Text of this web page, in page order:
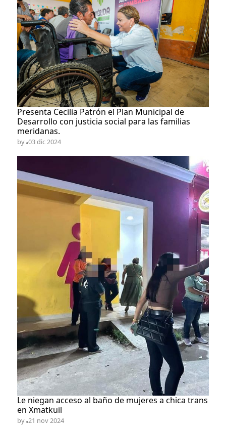
Presenta Cecilia Patrón el Plan Municipal de
Desarrollo con justicia social para las familias
meridanas.
by 03 dic 2024
Le niegan acceso al baño de mujeres a chica trans
en Xmatkuil
by 21 nov 2024